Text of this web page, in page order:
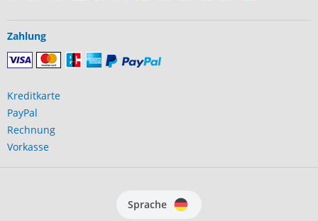
Zahlung
Kreditkarte
PayPal
Rechnung
Vorkasse
Sprache